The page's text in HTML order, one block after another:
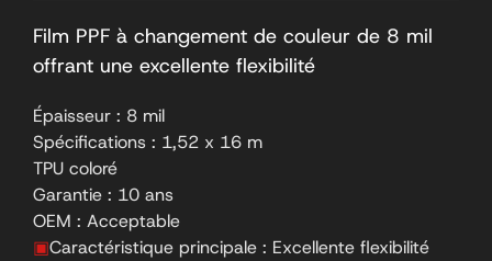
Film PPF à changement de couleur de 8 mil
offrant une excellente flexibilité
Épaisseur : 8 mil
Spécifications : 1,52 x 16 m
TPU coloré
Garantie : 10 ans
OEM : Acceptable
▣Caractéristique principale : Excellente flexibilité